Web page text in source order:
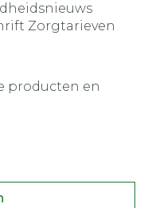
Zorgtarieven
producten en